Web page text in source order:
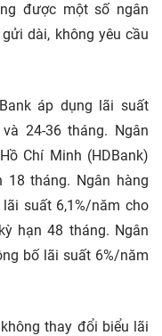
được một số ngân
dài, không yêu cầu
áp dụng lãi suất
24-36 tháng. Ngân
Chí Minh (HDBank)
tháng. Ngân hàng
suất 6,1%/năm cho
hạn 48 tháng. Ngân
bố lãi suất 6%/năm
thay đổi biểu lãi